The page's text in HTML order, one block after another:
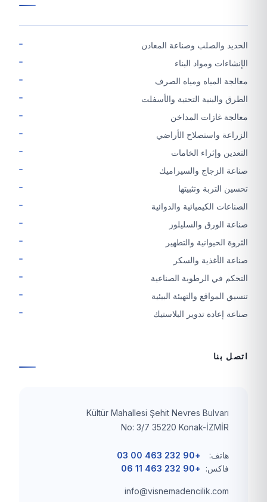
الحديد والصلب وصناعة المعادن
الإنشاءات ومواد البناء
معالجة المياه ومياه الصرف
الطرق والبنية التحتية والأسفلت
معالجة غازات المداخن
الزراعة واستصلاح الأراضي
التعدين وإثراء الخامات
صناعة الزجاج والسيراميك
تحسين التربة وتثبيتها
الصناعات الكيميائية والدوائية
صناعة الورق والسليلوز
الثروة الحيوانية والتطهير
صناعة الأغذية والسكر
التحكم في الرطوبة الصناعية
تنسيق المواقع والتهيئة البيئية
صناعة إعادة تدوير البلاستيك
اتصل بنا
Kültür Mahallesi Şehit Nevres Bulvarı
No: 3/7 35220 Konak-İZMİR
هاتف:
+90 232 463 00 03
فاكس:
+90 232 463 11 06
info@visnemadencilik.com